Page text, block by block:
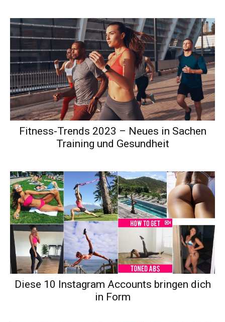
Fitness-Trends 2023 – Neues in Sachen
Training und Gesundheit
Diese 10 Instagram Accounts bringen dich
in Form